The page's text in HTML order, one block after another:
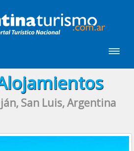
San Luis, Argentina